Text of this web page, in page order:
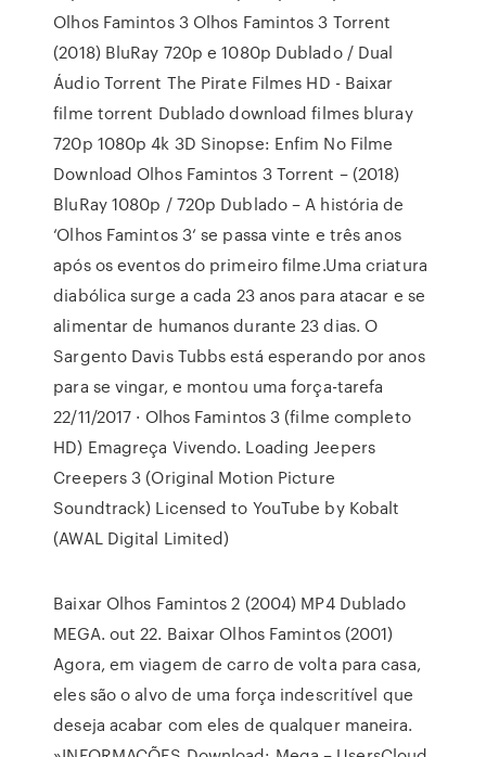
Olhos Famintos 3 Olhos Famintos 3 Torrent
(2018) BluRay 720p e 1080p Dublado / Dual
Áudio Torrent The Pirate Filmes HD - Baixar
filme torrent Dublado download filmes bluray
720p 1080p 4k 3D Sinopse: Enfim No Filme
Download Olhos Famintos 3 Torrent – (2018)
BluRay 1080p / 720p Dublado – A história de
‘Olhos Famintos 3‘ se passa vinte e três anos
após os eventos do primeiro filme.Uma criatura
diabólica surge a cada 23 anos para atacar e se
alimentar de humanos durante 23 dias. O
Sargento Davis Tubbs está esperando por anos
para se vingar, e montou uma força-tarefa
22/11/2017 · Olhos Famintos 3 (filme completo
HD) Emagreça Vivendo. Loading Jeepers
Creepers 3 (Original Motion Picture
Soundtrack) Licensed to YouTube by Kobalt
(AWAL Digital Limited)
Baixar Olhos Famintos 2 (2004) MP4 Dublado
MEGA. out 22. Baixar Olhos Famintos (2001)
Agora, em viagem de carro de volta para casa,
eles são o alvo de uma força indescritível que
deseja acabar com eles de qualquer maneira.